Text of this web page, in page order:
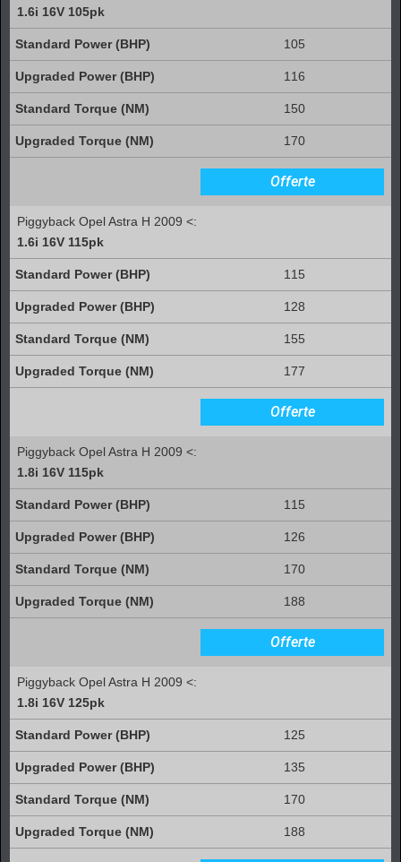
1.6i 16V 105pk
105
116
150
170
Offerte
Piggyback Opel Astra H 2009 <:
1.6i 16V 115pk
115
128
155
177
Offerte
Piggyback Opel Astra H 2009 <:
1.8i 16V 115pk
115
126
170
188
Offerte
Piggyback Opel Astra H 2009 <:
1.8i 16V 125pk
125
135
170
188